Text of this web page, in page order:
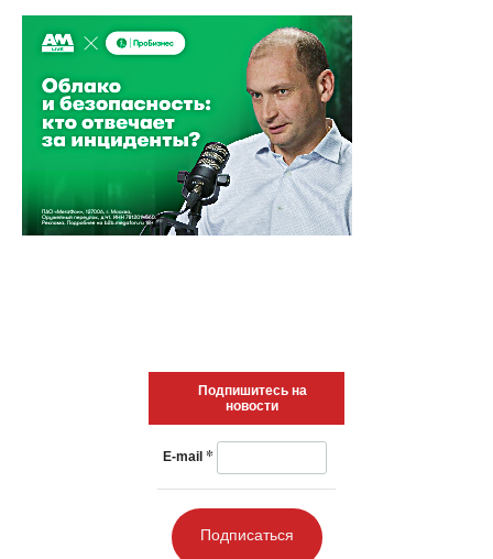
Подпишитесь на
новости
E-mail *
Подписаться